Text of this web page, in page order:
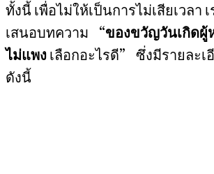
ทั้งนี้ เพื่อไม่ให้เป็นการไม่เสียเวลา
เสนอบทความ “ของขวัญวันเกิดผู้
ไม่แพงเลือกอะไรดี” ซึ่งมีรายละ
ดังนี้